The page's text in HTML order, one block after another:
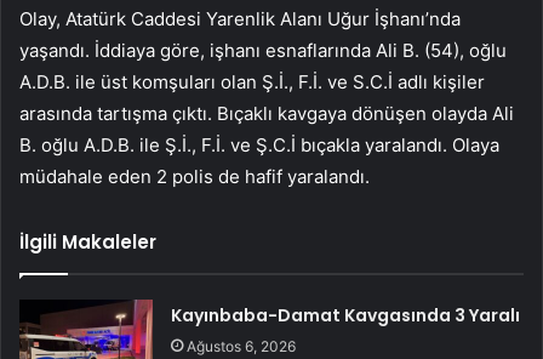
Olay, Atatürk Caddesi Yarenlik Alanı Uğur İşhanı’nda
yaşandı. İddiaya göre, işhanı esnaflarında Ali B. (54), oğlu
A.D.B. ile üst komşuları olan Ş.İ., F.İ. ve S.C.İ adlı kişiler
arasında tartışma çıktı. Bıçaklı kavgaya dönüşen olayda Ali
B. oğlu A.D.B. ile Ş.İ., F.İ. ve Ş.C.İ bıçakla yaralandı. Olaya
müdahale eden 2 polis de hafif yaralandı.
İlgili Makaleler
Kayınbaba-Damat Kavgasında 3 Yaralı
Ağustos 6, 2026